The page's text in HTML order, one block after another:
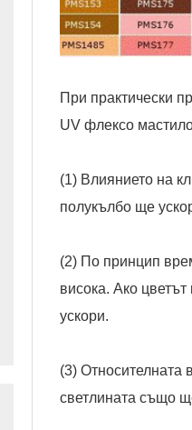
При практически
UV флексо
(1) Влиянието на
полукълбо ще
(2) По принцип
висока. Ако
ускори.
(3) Относителната
светлината също